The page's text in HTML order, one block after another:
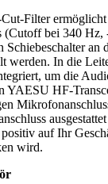
Filter ermöglicht
(Cutoff bei 340
an
werden. In die
um die
YAESU HF-
auf Ihr
wird.